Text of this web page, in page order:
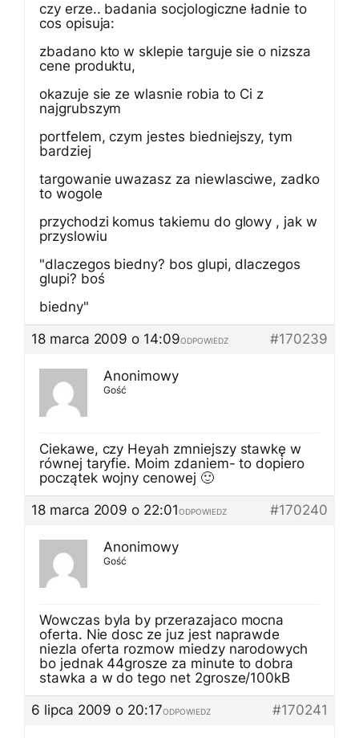
czy erze.. badania socjologiczne ładnie to
cos opisuja:
zbadano kto w sklepie targuje sie o nizsza
cene produktu,
okazuje sie ze wlasnie robia to Ci z
najgrubszym
portfelem, czym jestes biedniejszy, tym
bardziej
targowanie uwazasz za niewlasciwe, zadko
to wogole
przychodzi komus takiemu do glowy , jak w
przyslowiu
"dlaczegos biedny? bos glupi, dlaczegos
glupi? boś
biedny"
18 marca 2009 o 14:09
#170239
ODPOWIEDZ
Anonimowy
Gość
Ciekawe, czy Heyah zmniejszy stawkę w
równej taryfie. Moim zdaniem- to dopiero
początek wojny cenowej 🙂
18 marca 2009 o 22:01
#170240
ODPOWIEDZ
Anonimowy
Gość
Wowczas byla by przerazajaco mocna
oferta. Nie dosc ze juz jest naprawde
niezla oferta rozmow miedzy narodowych
bo jednak 44grosze za minute to dobra
stawka a w do tego net 2grosze/100kB
6 lipca 2009 o 20:17
#170241
ODPOWIEDZ